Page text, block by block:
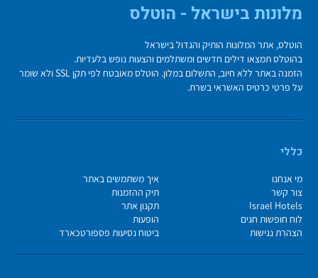
מלונות בישראל - הוטלס
הוטלס, אתר המלונות הותיק והגדול בישראל
בהוטלס תמצאו דילים חדשים ומשתלמים והצעות נופש בלעדיות.
הזמנה באתר ללא חיוב, התשלום במלון. הוטלס מאובטח לפי תקן SSL ולא שומר
על פרטי כרטיס האשראי בשרת.
כללי
מי אנחנו
איך משתמשים באתר
צור קשר
תיק ההזמנות
Israel Hotels
תקנון אתר
לוח חופשות חגים
הופעות
הצהרת נגישות
ביטוח נסיעות פספורטכארד